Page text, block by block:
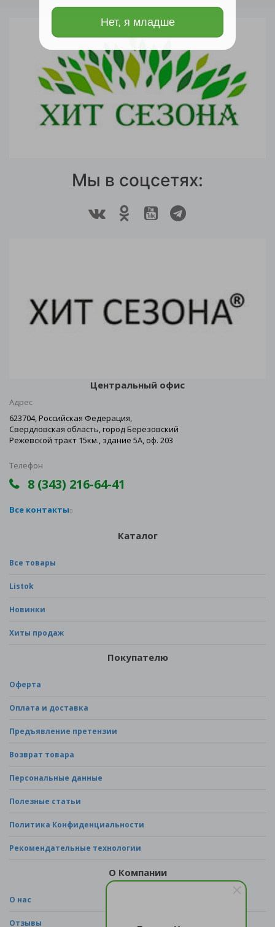
Нет, я младше
Мы в соцсетях:
Центральный офис
Адрес
623704, Российская Федерация,
Свердловская область, город Березовский
Режевской тракт 15км., здание 5А, оф. 203
Телефон
8 (343) 216-64-41
Все контакты
Каталог
Все товары
Listok
Новинки
Хиты продаж
Покупателю
Оферта
Оплата и доставка
Предъявление претензии
Возврат товара
Персональные данные
Полезные статьи
Политика Конфиденциальности
Рекомендательные технологии
О Компании
О нас
Отзывы